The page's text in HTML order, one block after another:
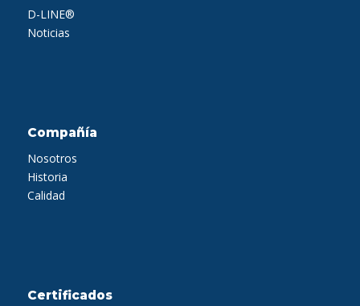
D-LINE®
Noticias
Compañía
Nosotros
Historia
Calidad
Certificados